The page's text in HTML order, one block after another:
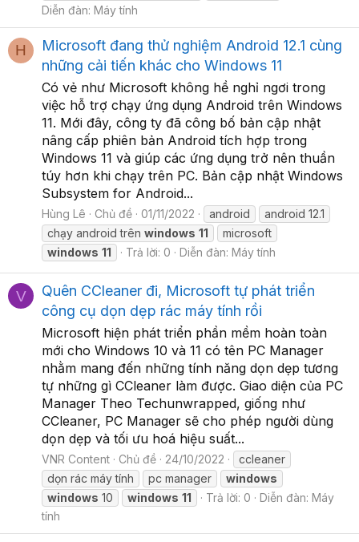
Diễn đàn: Máy tính
H
Microsoft đang thử nghiệm Android 12.1 cùng
những cải tiến khác cho Windows 11
Có vẻ như Microsoft không hề nghỉ ngơi trong
việc hỗ trợ chạy ứng dụng Android trên Windows
11. Mới đây, công ty đã công bố bản cập nhật
nâng cấp phiên bản Android tích hợp trong
Windows 11 và giúp các ứng dụng trở nên thuần
túy hơn khi chạy trên PC. Bản cập nhật Windows
Subsystem for Android...
Hùng Lê Chủ đề 01/11/2022 android
android 12.1
chạy android trên windows 11
microsoft
windows 11 Trả lời: 0 Diễn đàn: Máy tính
V
Quên CCleaner đi, Microsoft tự phát triển
công cụ dọn dẹp rác máy tính rồi
Microsoft hiện phát triển phần mềm hoàn toàn
mới cho Windows 10 và 11 có tên PC Manager
nhằm mang đến những tính năng dọn dẹp tương
tự những gì CCleaner làm được. Giao diện của PC
Manager Theo Techunwrapped, giống như
CCleaner, PC Manager sẽ cho phép người dùng
dọn dẹp và tối ưu hoá hiệu suất...
VNR Content Chủ đề 24/10/2022
ccleaner
dọn rác máy tính
pc manager
windows
windows 10 windows 11 Trả lời: 0 Diễn đàn: Máy
tính